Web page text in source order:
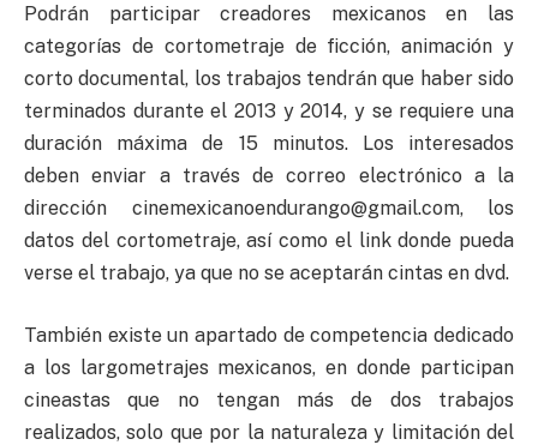
Podrán participar creadores mexicanos en las
categorías de cortometraje de ficción, animación y
corto documental, los trabajos tendrán que haber sido
terminados durante el 2013 y 2014, y se requiere una
duración máxima de 15 minutos. Los interesados
deben enviar a través de correo electrónico a la
dirección cinemexicanoendurango@gmail.com, los
datos del cortometraje, así como el link donde pueda
verse el trabajo, ya que no se aceptarán cintas en dvd.
También existe un apartado de competencia dedicado
a los largometrajes mexicanos, en donde participan
cineastas que no tengan más de dos trabajos
realizados, solo que por la naturaleza y limitación del